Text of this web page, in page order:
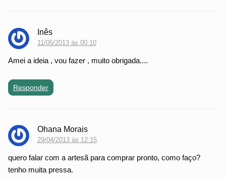
Inês
11/05/2013 às 00:10
Amei a ideia , vou fazer , muito obrigada....
Responder
Ohana Morais
29/04/2013 às 12:15
quero falar com a artesã para comprar pronto, como faço?
tenho muita pressa.